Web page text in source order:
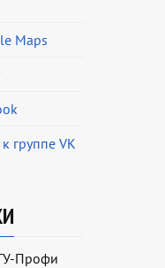
Maps
группе VK
Профи